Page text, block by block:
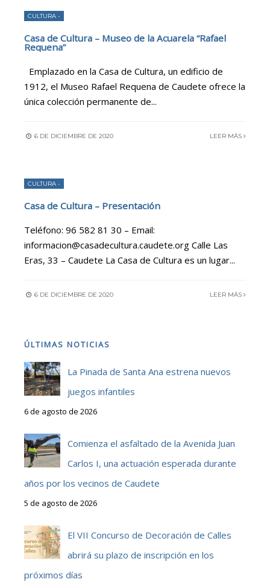
CULTURA -
Casa de Cultura – Museo de la Acuarela “Rafael
Requena”
Emplazado en la Casa de Cultura, un edificio de
1912, el Museo Rafael Requena de Caudete ofrece la
única colección permanente de...
6 DE DICIEMBRE DE 2020 LEER MÁS
CULTURA -
Casa de Cultura – Presentación
Teléfono: 96 582 81 30 – Email:
informacion@casadecultura.caudete.org Calle Las
Eras, 33 – Caudete La Casa de Cultura es un lugar...
6 DE DICIEMBRE DE 2020 LEER MÁS
ÚLTIMAS NOTICIAS
La Pinada de Santa Ana estrena nuevos
juegos infantiles
6 de agosto de 2026
Comienza el asfaltado de la Avenida Juan
Carlos I, una actuación esperada durante
años por los vecinos de Caudete
5 de agosto de 2026
El VII Concurso de Decoración de Calles
abrirá su plazo de inscripción en los
próximos días